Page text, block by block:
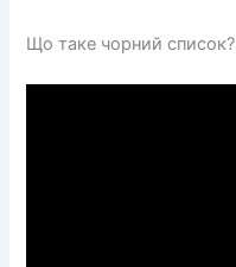
Що таке чорний список?